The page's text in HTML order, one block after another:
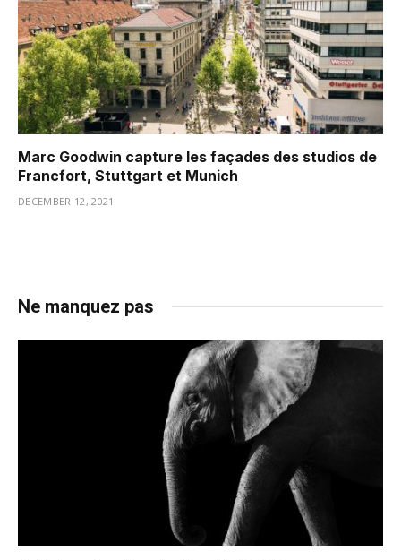
Marc Goodwin capture les façades des studios de
Francfort, Stuttgart et Munich
DECEMBER 12, 2021
Ne manquez pas